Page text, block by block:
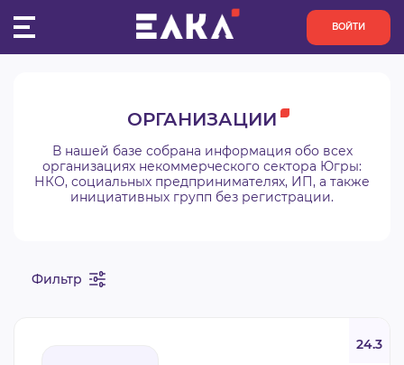
ВОЙТИ
КОНКУРСЫ
ОРГАНИЗАЦИИ
ПРОЕКТЫ
ОРГАНИЗАЦИИ
В нашей базе собрана информация обо всех
организациях некоммерческого сектора Югры:
НКО, социальных предпринимателях, ИП, а также
инициативных групп без регистрации.
Фильтр
24.3